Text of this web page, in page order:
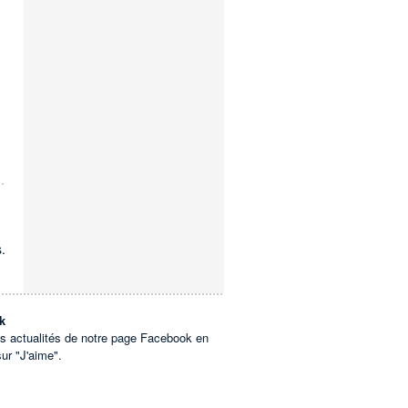
actualités de notre page Facebook en
"J'aime".